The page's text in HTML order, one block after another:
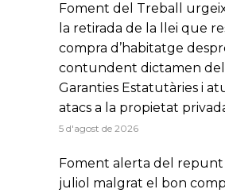
Foment del Treball
la retirada de la llei que
compra d’habitatge
contundent dictamen del
Garanties Estatutàries i
atacs a la propietat
5 d'agost de 2026
Foment alerta del repunt
juliol malgrat el bon